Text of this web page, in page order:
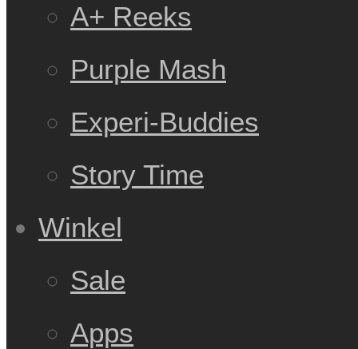
A+ Reeks
Purple Mash
Experi-Buddies
Story Time
Winkel
Sale
Apps